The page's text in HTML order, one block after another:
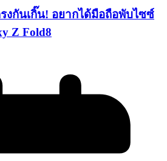
งกันเกิ๊น! อยากได้มือถือพับไซซ์
Z Fold8